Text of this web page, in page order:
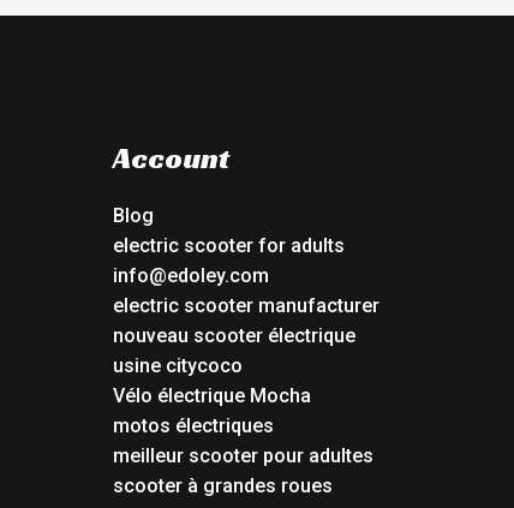
Account
Blog
electric scooter for adults
info@edoley.com
electric scooter manufacturer
nouveau scooter électrique
usine citycoco
Vélo électrique Mocha
motos électriques
meilleur scooter pour adultes
scooter à grandes roues